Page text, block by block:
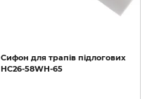
Сифон для трапів підлогових
HC26-58WH-65